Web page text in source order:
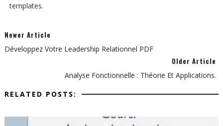
templates.
Newer Article
Développez Votre Leadership Relationnel PDF
Older Article
Analyse Fonctionnelle : Théorie Et Applications.
RELATED POSTS: